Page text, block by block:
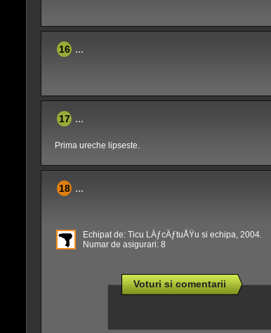
16 ...
17 ...
Prima ureche lipseste.
18 ...
Echipat de: Ticu LÄƒcÄƒtuÅŸu si echipa, 2004.
Numar de asigurari: 8
Voturi si comentarii